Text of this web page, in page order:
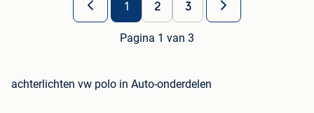
1 2 3
Pagina 1 van 3
achterlichten vw polo in Auto-onderdelen